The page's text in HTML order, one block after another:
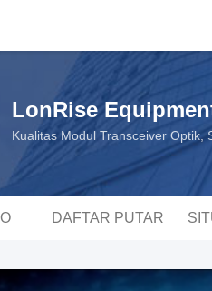
LonRise
Kualitas Modul Transceiver Optik,
DAFTAR PUTAR